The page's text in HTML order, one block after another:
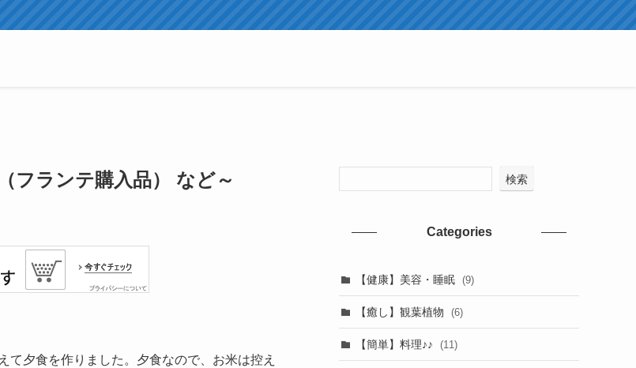
フランテ購入品） など～
夕食を作りました。夕食なので、お米は控え
検索
Categories
【健康】美容・睡眠 (9)
【癒し】観葉植物 (6)
【簡単】料理♪♪ (11)